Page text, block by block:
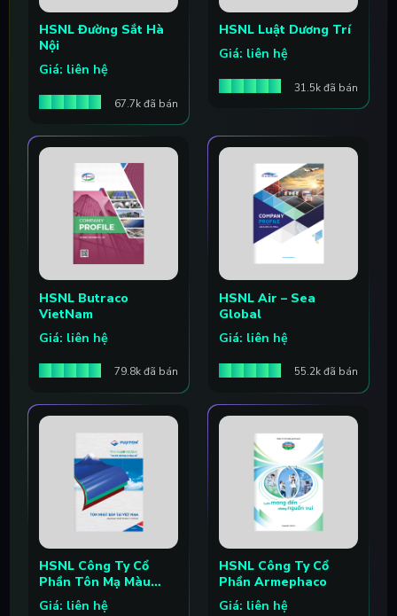
HSNL Đường Sắt Hà
Nội
Giá: liên hệ
67.7k đã bán
HSNL Luật Dương Trí
Giá: liên hệ
31.5k đã bán
HSNL Butraco
VietNam
Giá: liên hệ
79.8k đã bán
HSNL Air – Sea
Global
Giá: liên hệ
55.2k đã bán
HSNL Công Ty Cổ
Phần Tôn Mạ Màu
Fujiton
Giá: liên hệ
HSNL Công Ty Cổ
Phần Armephaco
Giá: liên hệ